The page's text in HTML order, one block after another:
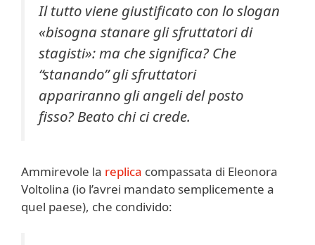
Il tutto viene giustificato con lo slogan
«bisogna stanare gli sfruttatori di
stagisti»: ma che significa? Che
“stanando” gli sfruttatori
appariranno gli angeli del posto
fisso? Beato chi ci crede.
Ammirevole la replica compassata di Eleonora
Voltolina (io l’avrei mandato semplicemente a
quel paese), che condivido: